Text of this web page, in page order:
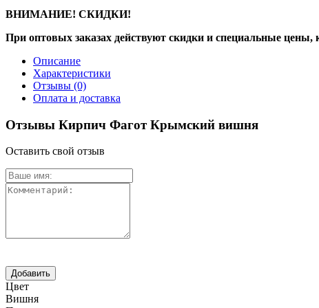
ВНИМАНИЕ! СКИДКИ!
При оптовых заказах действуют скидки и специальные
Описание
Характеристики
Отзывы (0)
Оплата и доставка
Отзывы Кирпич Фагот Крымский вишня
Оставить свой отзыв
Цвет
Вишня